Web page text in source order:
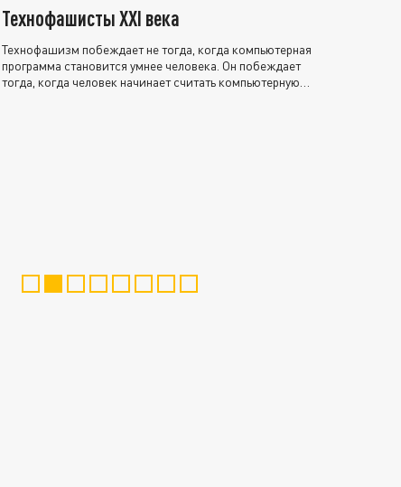
Технофашисты XXI века
Технофашизм побеждает не тогда, когда компьютерная
программа становится умнее человека. Он побеждает
тогда, когда человек начинает считать компьютерную